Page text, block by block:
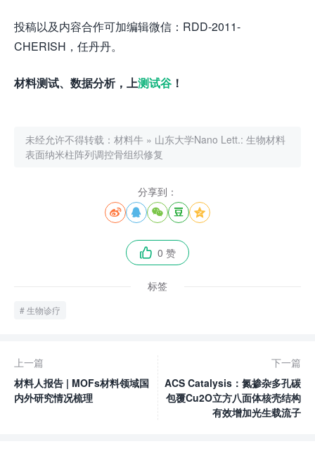
投稿以及内容合作可加编辑微信：RDD-2011-
CHERISH，任丹丹。
材料测试、数据分析，上测试谷 ！
未经允许不得转载： 材料牛 » 山东大学Nano Lett.: 生物材料
表面纳米柱阵列调控骨组织修复
分享到：
    
 0 赞
标签
生物诊疗
上一篇
材料人报告 | MOFs材料领域国
内外研究情况梳理
下一篇
ACS Catalysis：氮掺杂多孔碳
包覆Cu2O立方八面体核壳结构
有效增加光生载流子